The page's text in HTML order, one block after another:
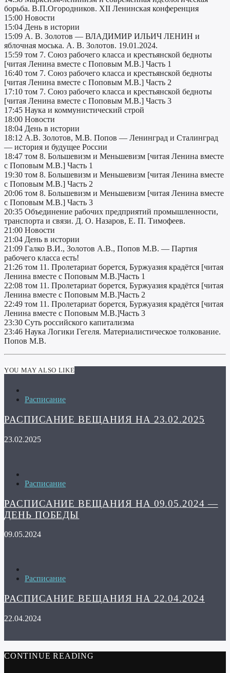
борьба. В.П.Огородников. XII Ленинская конференция
15:00 Новости
15:04 День в истории
15:09 А. В. Золотов — ВЛАДИМИР ИЛЬИЧ ЛЕНИН и
яблочная моська. А. В. Золотов. 19.01.2024.
15:59 том 7. Союз рабочего класса и крестьянской бедноты
[читая Ленина вместе с Поповым М.В.] Часть 1
16:40 том 7. Союз рабочего класса и крестьянской бедноты
[читая Ленина вместе с Поповым М.В.] Часть 2
17:10 том 7. Союз рабочего класса и крестьянской бедноты
[читая Ленина вместе с Поповым М.В.] Часть 3
17:45 Наука и коммунистический строй
18:00 Новости
18:04 День в истории
18:12 А.В. Золотов, М.В. Попов — Ленинград и Сталинград
— история и будущее России
18:47 том 8. Большевизм и Меньшевизм [читая Ленина вместе
с Поповым М.В.] Часть 1
19:30 том 8. Большевизм и Меньшевизм [читая Ленина вместе
с Поповым М.В.] Часть 2
20:06 том 8. Большевизм и Меньшевизм [читая Ленина вместе
с Поповым М.В.] Часть 3
20:35 Объединение рабочих предприятий промышленности,
транспорта и связи. Д. О. Назаров, Е. П. Тимофеев.
21:00 Новости
21:04 День в истории
21:09 Галко В.И., Золотов А.В., Попов М.В. — Партия
рабочего класса есть!
21:26 том 11. Пролетариат борется, Буржуазия крадётся [читая
Ленина вместе с Поповым М.В.]Часть 1
22:08 том 11. Пролетариат борется, Буржуазия крадётся [читая
Ленина вместе с Поповым М.В.]Часть 2
22:49 том 11. Пролетариат борется, Буржуазия крадётся [читая
Ленина вместе с Поповым М.В.]Часть 3
23:30 Суть российского капитализма
23:46 Наука Логики Гегеля. Материалистическое толкование.
Попов М.В.
YOU MAY ALSO LIKE
Расписание
РАСПИСАНИЕ ВЕЩАНИЯ НА 23.02.2025
23.02.2025
Расписание
РАСПИСАНИЕ ВЕЩАНИЯ НА 09.05.2024 —
ДЕНЬ ПОБЕДЫ
09.05.2024
Расписание
РАСПИСАНИЕ ВЕЩАНИЯ НА 22.04.2024
22.04.2024
CONTINUE READING